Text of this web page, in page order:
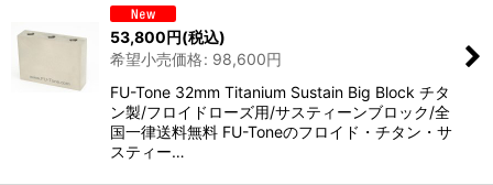
53,800円(税込)
希望小売価格: 98,600円
FU-Tone 32mm Titanium Sustain Big Block チタ
ン製/フロイドローズ用/サスティーンブロック/全
国一律送料無料 FU-Toneのフロイド・チタン・サ
スティー…